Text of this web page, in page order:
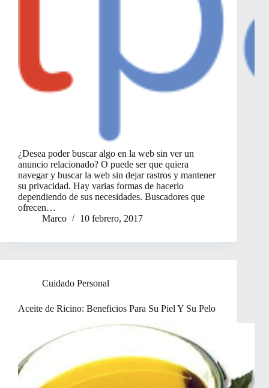
¿Desea poder buscar algo en la web sin ver un
anuncio relacionado? O puede ser que quiera
navegar y buscar la web sin dejar rastros y mantener
su privacidad. Hay varias formas de hacerlo
dependiendo de sus necesidades. Buscadores que
ofrecen…
Marco
10 febrero, 2017
Cuidado Personal
Aceite de Ricino: Beneficios Para Su Piel Y Su Pelo